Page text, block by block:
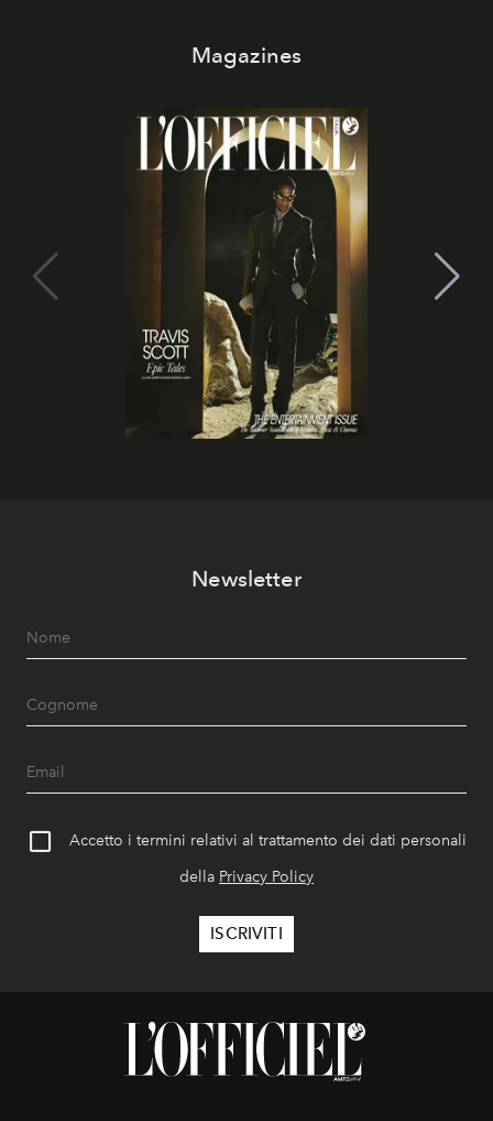
Magazines
Newsletter
Accetto i termini relativi al trattamento dei dati personali
della Privacy Policy